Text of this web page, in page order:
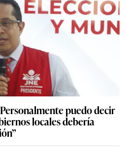
puedo decir
locales debería